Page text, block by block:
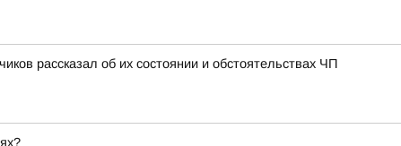
рассказал об их состоянии и обстоятельствах ЧП